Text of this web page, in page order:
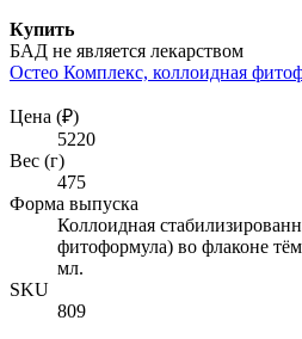
Купить
БАД не является лекарством
Остео Комплекс, коллоидная
Цена (₽)
5220
Вес (г)
475
Форма выпуска
Коллоидная
фитоформула) во флаконе
мл.
SKU
809